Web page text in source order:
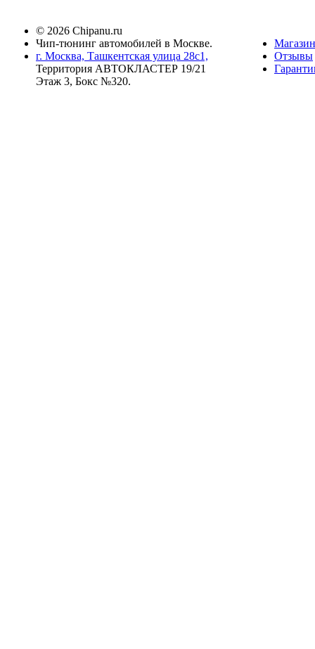
© 2026 Chipanu.ru
Чип-тюнинг автомобилей в Москве.
г. Москва, Ташкентская улица 28с1,
Территория АВТОКЛАСТЕР 19/21
Этаж 3, Бокс №320.
Отзывы